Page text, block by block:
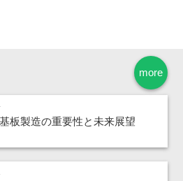
more
板製造の重要性と未来展望